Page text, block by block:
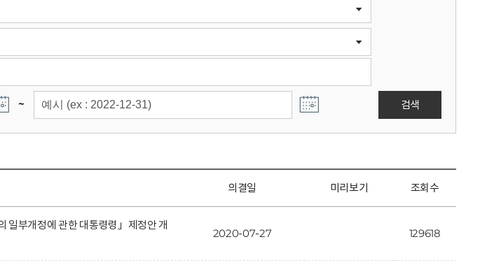
~ 검색
의결일 미리보기 조회수
일부개정에 관한 대통령령」제정안 개
2020-07-27 129618